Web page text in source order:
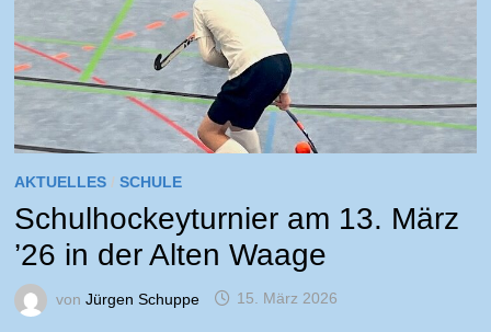
AKTUELLES/ SCHULE
Schulhockeyturnier am 13. März
’26 in der Alten Waage
von Jürgen Schuppe 15. März 2026